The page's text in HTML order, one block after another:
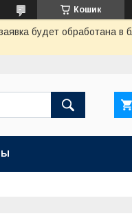
Кошик
будет обработана в